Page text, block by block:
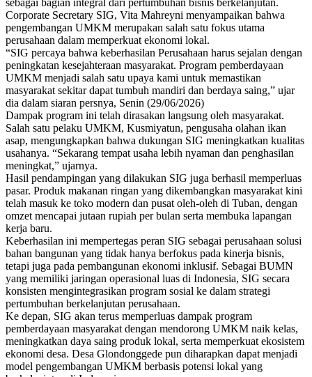
sebagai bagian integral dari pertumbuhan bisnis berkelanjutan.
Corporate Secretary SIG, Vita Mahreyni menyampaikan bahwa
pengembangan UMKM merupakan salah satu fokus utama
perusahaan dalam memperkuat ekonomi lokal.
“SIG percaya bahwa keberhasilan Perusahaan harus sejalan dengan
peningkatan kesejahteraan masyarakat. Program pemberdayaan
UMKM menjadi salah satu upaya kami untuk memastikan
masyarakat sekitar dapat tumbuh mandiri dan berdaya saing,” ujar
dia dalam siaran persnya, Senin (29/06/2026)
Dampak program ini telah dirasakan langsung oleh masyarakat.
Salah satu pelaku UMKM, Kusmiyatun, pengusaha olahan ikan
asap, mengungkapkan bahwa dukungan SIG meningkatkan kualitas
usahanya. “Sekarang tempat usaha lebih nyaman dan penghasilan
meningkat,” ujarnya.
Hasil pendampingan yang dilakukan SIG juga berhasil memperluas
pasar. Produk makanan ringan yang dikembangkan masyarakat kini
telah masuk ke toko modern dan pusat oleh-oleh di Tuban, dengan
omzet mencapai jutaan rupiah per bulan serta membuka lapangan
kerja baru.
Keberhasilan ini mempertegas peran SIG sebagai perusahaan solusi
bahan bangunan yang tidak hanya berfokus pada kinerja bisnis,
tetapi juga pada pembangunan ekonomi inklusif. Sebagai BUMN
yang memiliki jaringan operasional luas di Indonesia, SIG secara
konsisten mengintegrasikan program sosial ke dalam strategi
pertumbuhan berkelanjutan perusahaan.
Ke depan, SIG akan terus memperluas dampak program
pemberdayaan masyarakat dengan mendorong UMKM naik kelas,
meningkatkan daya saing produk lokal, serta memperkuat ekosistem
ekonomi desa. Desa Glondonggede pun diharapkan dapat menjadi
model pengembangan UMKM berbasis potensi lokal yang